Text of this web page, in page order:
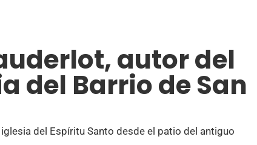
autor del
del Barrio de San
del Espíritu Santo desde el patio del antiguo